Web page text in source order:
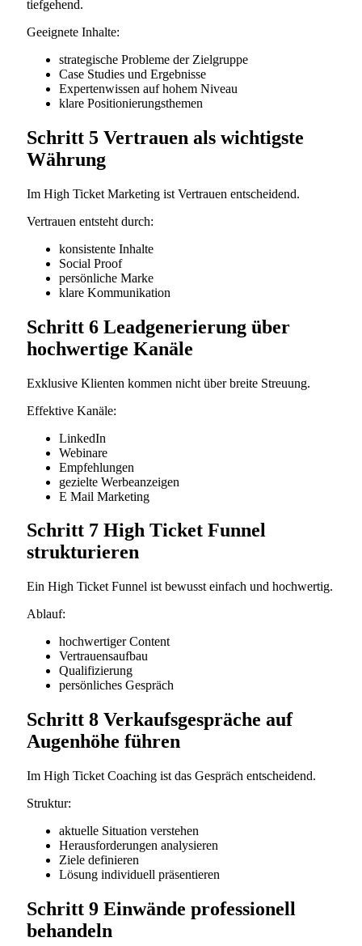
tiefgehend.
Geeignete Inhalte:
strategische Probleme der Zielgruppe
Case Studies und Ergebnisse
Expertenwissen auf hohem Niveau
klare Positionierungsthemen
Schritt 5 Vertrauen als wichtigste
Währung
Im High Ticket Marketing ist Vertrauen entscheidend.
Vertrauen entsteht durch:
konsistente Inhalte
Social Proof
persönliche Marke
klare Kommunikation
Schritt 6 Leadgenerierung über
hochwertige Kanäle
Exklusive Klienten kommen nicht über breite Streuung.
Effektive Kanäle:
LinkedIn
Webinare
Empfehlungen
gezielte Werbeanzeigen
E Mail Marketing
Schritt 7 High Ticket Funnel
strukturieren
Ein High Ticket Funnel ist bewusst einfach und hochwertig.
Ablauf:
hochwertiger Content
Vertrauensaufbau
Qualifizierung
persönliches Gespräch
Schritt 8 Verkaufsgespräche auf
Augenhöhe führen
Im High Ticket Coaching ist das Gespräch entscheidend.
Struktur:
aktuelle Situation verstehen
Herausforderungen analysieren
Ziele definieren
Lösung individuell präsentieren
Schritt 9 Einwände professionell
behandeln